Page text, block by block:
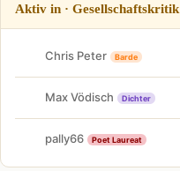
Aktiv in · Gesellschaftskritik
Chris Peter Barde
Max Vödisch Dichter
pally66 Poet Laureat